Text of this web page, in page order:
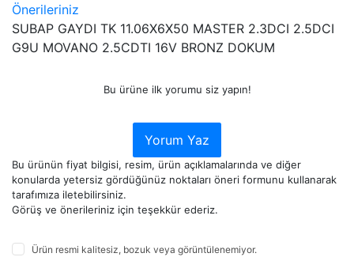
Önerileriniz
SUBAP GAYDI TK 11.06X6X50 MASTER 2.3DCI 2.5DCI
G9U MOVANO 2.5CDTI 16V BRONZ DOKUM
Bu ürüne ilk yorumu siz yapın!
Yorum Yaz
Bu ürünün fiyat bilgisi, resim, ürün açıklamalarında ve diğer
konularda yetersiz gördüğünüz noktaları öneri formunu kullanarak
tarafımıza iletebilirsiniz.
Görüş ve önerileriniz için teşekkür ederiz.
Ürün resmi kalitesiz, bozuk veya görüntülenemiyor.